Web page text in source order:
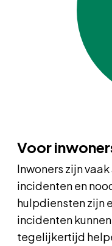
Voor
Inwoners zijn
incidenten en
hulpdiensten zijn
incidenten
tegelijkertijd